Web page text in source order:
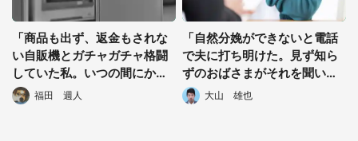
都道府選択
「商品も出ず、返金もされな
い自販機とガチャガチャ格闘
していた私。いつの間にか不
良グループに囲まれて...」
（和歌山県・30代女性）
福田 週人
「自然分娩ができないと電話
で夫に打ち明けた。見ず知ら
ずのおばさまがそれを聞いて
て...『帝王切開で産む
の？』」（神奈川県・20代女
大山 雄也